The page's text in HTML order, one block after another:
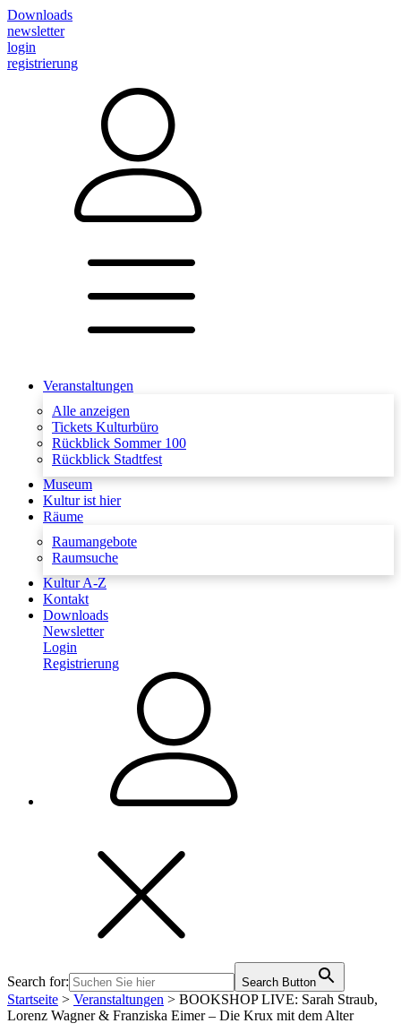
Downloads
newsletter
login
registrierung
Veranstaltungen
Alle anzeigen
Tickets Kulturbüro
Rückblick Sommer 100
Rückblick Stadtfest
Museum
Kultur ist hier
Räume
Raumangebote
Raumsuche
Kultur A-Z
Kontakt
Downloads
Newsletter
Login
Registrierung
Search for: Search Button
Startseite > Veranstaltungen > BOOKSHOP LIVE: Sarah Straub,
Lorenz Wagner & Franziska Eimer – Die Krux mit dem Alter